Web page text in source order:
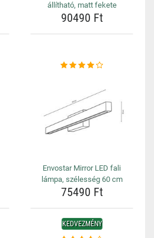
állítható, matt fekete
90490 Ft
Envostar Mirror LED fali
lámpa, szélesség 60 cm
75490 Ft
KEDVEZMÉNY